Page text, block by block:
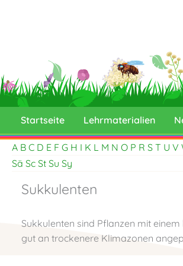
Startseite Lehrmaterialien
A B C D E F G H I K L M N O P R S T U V
Sä Sc St Su Sy
Sukkulenten
Sukkulenten sind Pflanzen mit
gut an trockenere Klimazonen